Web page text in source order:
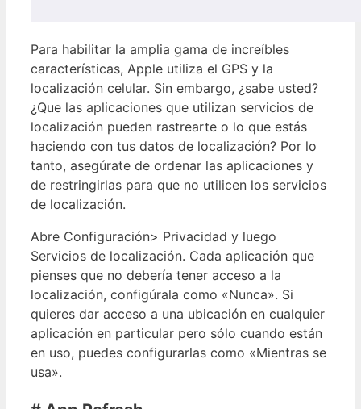
Para habilitar la amplia gama de increíbles
características, Apple utiliza el GPS y la
localización celular. Sin embargo, ¿sabe usted?
¿Que las aplicaciones que utilizan servicios de
localización pueden rastrearte o lo que estás
haciendo con tus datos de localización? Por lo
tanto, asegúrate de ordenar las aplicaciones y
de restringirlas para que no utilicen los servicios
de localización.
Abre Configuración> Privacidad y luego
Servicios de localización. Cada aplicación que
pienses que no debería tener acceso a la
localización, configúrala como «Nunca». Si
quieres dar acceso a una ubicación en cualquier
aplicación en particular pero sólo cuando están
en uso, puedes configurarlas como «Mientras se
usa».